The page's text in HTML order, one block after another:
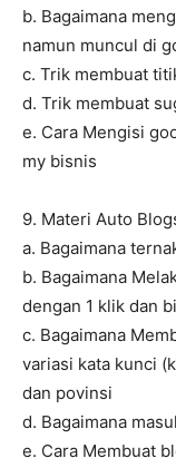
b. Bagaimana
namun muncul di
c. Trik membuat
d. Trik membuat
e. Cara Mengisi
my bisnis
9. Materi Auto
a. Bagaimana
b. Bagaimana
dengan 1 klik dan
c. Bagaimana
variasi kata kunci
dan povinsi
d. Bagaimana
e. Cara Membuat